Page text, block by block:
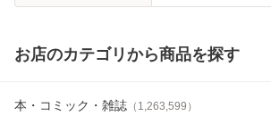
お店のカテゴリから商品を探す
本・コミック・雑誌 （ 1,263,599 ）